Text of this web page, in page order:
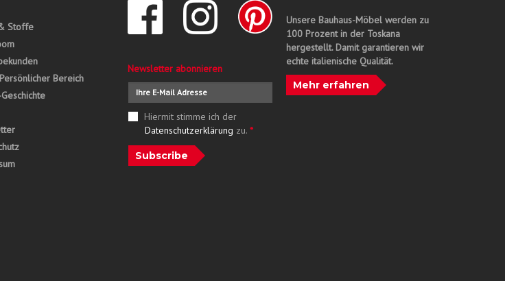
Stoffe
Bereich
Newsletter abonnieren
Hiermit stimme ich der
Datenschutzerklärung zu. *
Subscribe
Unsere Bauhaus-Möbel werden zu
100 Prozent in der Toskana
hergestellt. Damit garantieren wir
echte italienische Qualität.
Mehr erfahren